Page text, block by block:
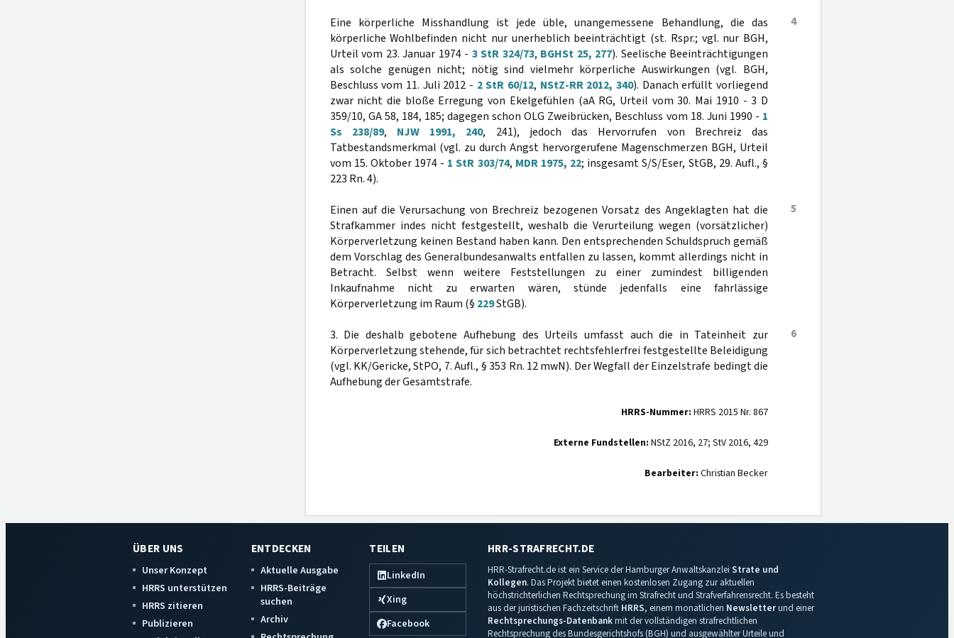
4
Eine körperliche Misshandlung ist jede üble, unangemessene Behandlung, die das
körperliche Wohlbefinden nicht nur unerheblich beeinträchtigt (st. Rspr.; vgl. nur BGH,
Urteil vom 23. Januar 1974 - 3 StR 324/73, BGHSt 25, 277). Seelische Beeinträchtigungen
als solche genügen nicht; nötig sind vielmehr körperliche Auswirkungen (vgl. BGH,
Beschluss vom 11. Juli 2012 - 2 StR 60/12, NStZ-RR 2012, 340). Danach erfüllt vorliegend
zwar nicht die bloße Erregung von Ekelgefühlen (aA RG, Urteil vom 30. Mai 1910 - 3 D
359/10, GA 58, 184, 185; dagegen schon OLG Zweibrücken, Beschluss vom 18. Juni 1990 - 1
Ss 238/89, NJW 1991, 240, 241), jedoch das Hervorrufen von Brechreiz das
Tatbestandsmerkmal (vgl. zu durch Angst hervorgerufene Magenschmerzen BGH, Urteil
vom 15. Oktober 1974 - 1 StR 303/74, MDR 1975, 22; insgesamt S/S/Eser, StGB, 29. Aufl., §
223 Rn. 4).
5
Einen auf die Verursachung von Brechreiz bezogenen Vorsatz des Angeklagten hat die
Strafkammer indes nicht festgestellt, weshalb die Verurteilung wegen (vorsätzlicher)
Körperverletzung keinen Bestand haben kann. Den entsprechenden Schuldspruch gemäß
dem Vorschlag des Generalbundesanwalts entfallen zu lassen, kommt allerdings nicht in
Betracht. Selbst wenn weitere Feststellungen zu einer zumindest billigenden
Inkaufnahme nicht zu erwarten wären, stünde jedenfalls eine fahrlässige
Körperverletzung im Raum (§ 229StGB).
6
3. Die deshalb gebotene Aufhebung des Urteils umfasst auch die in Tateinheit zur
Körperverletzung stehende, für sich betrachtet rechtsfehlerfrei festgestellte Beleidigung
(vgl. KK/Gericke, StPO, 7. Aufl., § 353 Rn. 12 mwN). Der Wegfall der Einzelstrafe bedingt die
Aufhebung der Gesamtstrafe.
HRRS-Nummer: HRRS 2015 Nr. 867
Externe Fundstellen: NStZ 2016, 27; StV 2016, 429
Bearbeiter: Christian Becker
ÜBER UNS
Unser Konzept
HRRS unterstützen
HRRS zitieren
Publizieren
ENTDECKEN
Aktuelle Ausgabe
HRRS-Beiträge
suchen
Archiv
TEILEN
LinkedIn
Xing
Facebook
HRR-STRAFRECHT.DE
HRR-Strafrecht.de ist ein Service der Hamburger Anwaltskanzlei Strate und
Kollegen. Das Projekt bietet einen kostenlosen Zugang zur aktuellen
höchstrichterlichen Rechtsprechung im Strafrecht und Strafverfahrensrecht. Es besteht
aus der juristischen Fachzeitschrift HRRS, einem monatlichen Newsletterund einer
Rechtsprechungs-Datenbankmit der vollständigen strafrechtlichen
Rechtsprechung des Bundesgerichtshofs (BGH) und ausgewählter Urteile und